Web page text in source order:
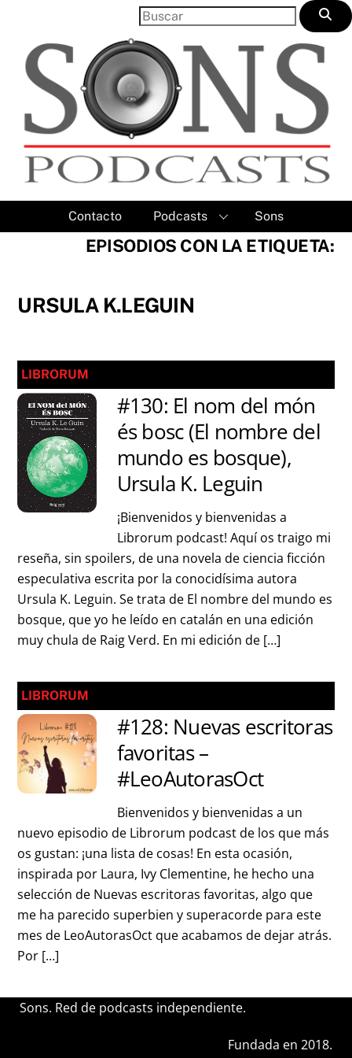
content
Contacto Podcasts Sons
EPISODIOS CON LA ETIQUETA:
URSULA K.LEGUIN
LIBRORUM
#130: El nom del món
és bosc (El nombre del
mundo es bosque),
Ursula K. Leguin
¡Bienvenidos y bienvenidas a
Librorum podcast! Aquí os traigo mi
reseña, sin spoilers, de una novela de ciencia ficción
especulativa escrita por la conocidísima autora
Ursula K. Leguin. Se trata de El nombre del mundo es
bosque, que yo he leído en catalán en una edición
muy chula de Raig Verd. En mi edición de […]
LIBRORUM
#128: Nuevas escritoras
favoritas –
#LeoAutorasOct
Bienvenidos y bienvenidas a un
nuevo episodio de Librorum podcast de los que más
os gustan: ¡una lista de cosas! En esta ocasión,
inspirada por Laura, Ivy Clementine, he hecho una
selección de Nuevas escritoras favoritas, algo que
me ha parecido superbien y superacorde para este
mes de LeoAutorasOct que acabamos de dejar atrás.
Por […]
Sons. Red de podcasts independiente.
Fundada en 2018.